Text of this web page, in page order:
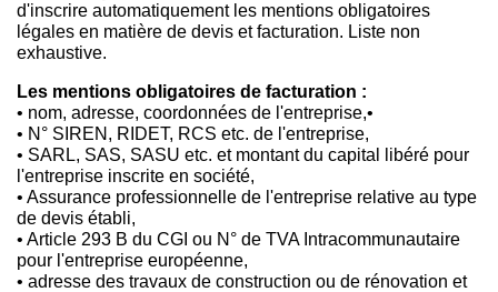
d'inscrire automatiquement les mentions obligatoires
légales en matière de devis et facturation. Liste non
exhaustive.
Les mentions obligatoires de facturation :
• nom, adresse, coordonnées de l'entreprise,•
• N° SIREN, RIDET, RCS etc. de l'entreprise,
• SARL, SAS, SASU etc. et montant du capital libéré pour
l'entreprise inscrite en société,
• Assurance professionnelle de l'entreprise relative au type
de devis établi,
• Article 293 B du CGI ou N° de TVA Intracommunautaire
pour l'entreprise européenne,
• adresse des travaux de construction ou de rénovation et